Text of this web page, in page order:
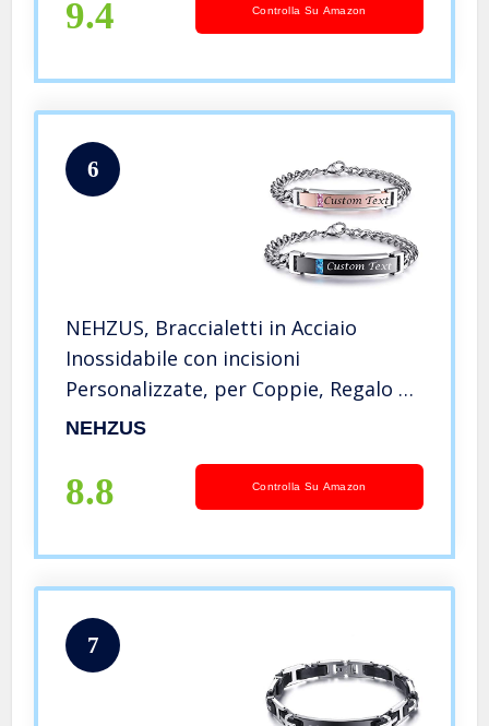
9.4 Controlla Su Amazon
6
NEHZUS, Braccialetti in Acciaio
Inossidabile con incisioni
Personalizzate, per Coppie, Regalo di
Anniversario per Donne Uomini
NEHZUS
8.8 Controlla Su Amazon
7